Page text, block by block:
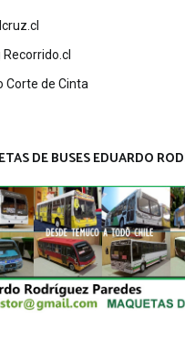
Recorrido.cl
Corte de Cinta
DE BUSES EDUARDO